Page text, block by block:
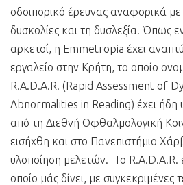
οδοιπορικό έρευνας αναφορικά με
δυσκολίες και τη δυσλεξία. Όπως
αρκετοί, η Emmetropia έχει
εργαλείο στην Κρήτη, το οποίο
R.A.D.A.R. (Rapid Assessment of
Abnormalities in Reading) έχει ήδη
από τη Διεθνή Οφθαλμολογική
εισήχθη και στο Πανεπιστήμιο
υλοποίηση μελετών. Το R.A.D.A.R.
οποίο μάς δίνει, με συγκεκριμένες